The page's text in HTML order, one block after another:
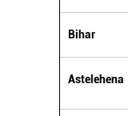
Bihar
Astelehena